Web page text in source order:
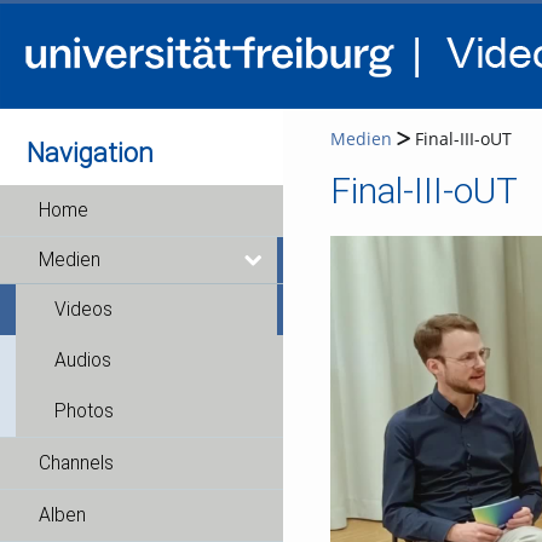
Navigation
Home
Medien
Videos
Audios
Photos
Channels
Alben
Medien Final-III-oUT
Final-III-oUT